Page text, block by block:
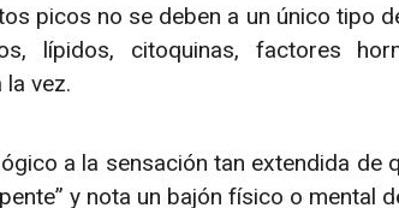
picos no se deben a un único tipo
lípidos, citoquinas, factores
vez.
a la sensación tan extendida de
y nota un bajón físico o mental